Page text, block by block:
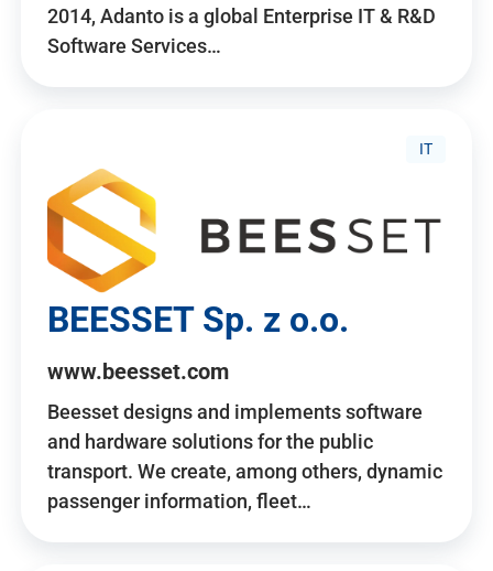
2014, Adanto is a global Enterprise IT & R&D
Software Services…
IT
BEESSET Sp. z o.o.
www.beesset.com
Beesset designs and implements software
and hardware solutions for the public
transport. We create, among others, dynamic
passenger information, fleet…